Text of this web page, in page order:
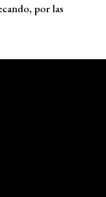
por las